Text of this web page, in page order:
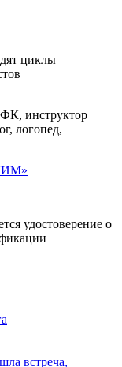
циклы
инструктор
логопед,
удостоверение о